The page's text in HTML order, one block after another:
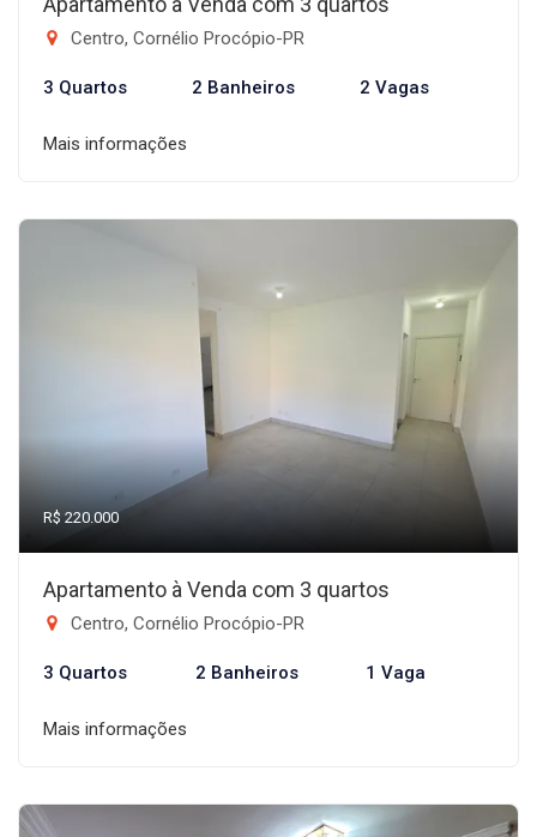
Centro, Cornélio Procópio-PR
3 Quartos 2 Banheiros 2 Vagas
Mais informações
R$ 220.000
Apartamento à Venda com 3 quartos
Centro, Cornélio Procópio-PR
3 Quartos 2 Banheiros 1 Vaga
Mais informações